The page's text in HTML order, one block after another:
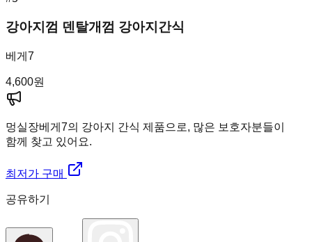
강아지껌 덴탈개껌 강아지간식
베게7
4,600원
멍실장베게7의 강아지 간식 제품으로, 많은 보호자분들이
함께 찾고 있어요.
최저가 구매
공유하기